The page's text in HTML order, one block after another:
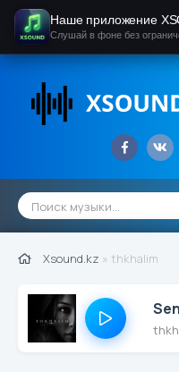
Xsound.kz » thkhalim
Наше приложение
Слушай в фоне без